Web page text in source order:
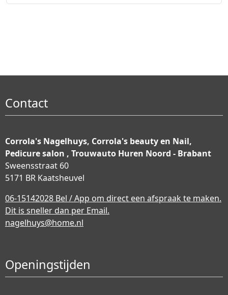
Contact
Corrola's Nagelhuys, Corrola's beauty en Nail,
Pedicure salon , Trouwauto Huren Noord - Brabant
Sweensstraat 60
5171 BR Kaatsheuvel
06-15142028 Bel / App om direct een afspraak te maken.
Dit is sneller dan per Email.
nagelhuys@home.nl
Openingstijden